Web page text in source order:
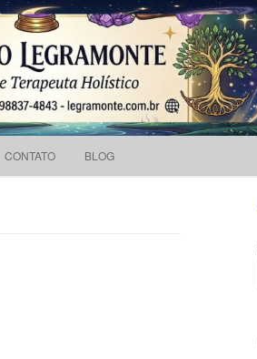
Pesquisar
por:
CONTATO BLOG